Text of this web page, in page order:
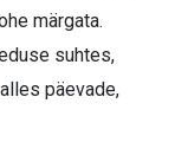
märgata.
suhtes,
päevade,